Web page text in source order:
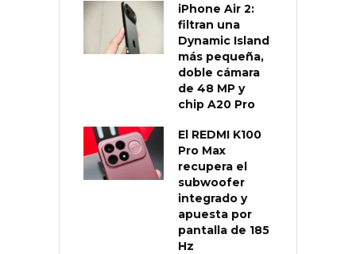
iPhone Air 2:
filtran una
Dynamic Island
más pequeña,
doble cámara
de 48 MP y
chip A20 Pro
El REDMI K100
Pro Max
recupera el
subwoofer
integrado y
apuesta por
pantalla de 185
Hz